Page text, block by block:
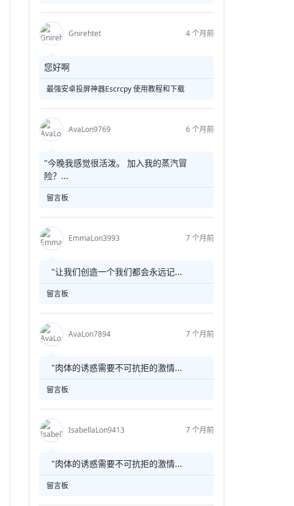
Gnirehtet 4 个月前
您好啊
最强安卓投屏神器Escrcpy 使用教程和下载
AvaLon9769 6 个月前
"今晚我感觉很活泼。 加入我的蒸汽冒
险？...
留言板
EmmaLon3993 7 个月前
"让我们创造一个我们都会永远记...
留言板
AvaLon7894 7 个月前
"肉体的诱惑需要不可抗拒的激情...
留言板
IsabellaLon9413 7 个月前
"肉体的诱惑需要不可抗拒的激情...
留言板